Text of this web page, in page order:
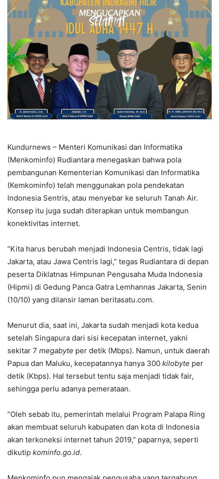
Kundurnews – Menteri Komunikasi dan Informatika
(Menkominfo) Rudiantara menegaskan bahwa pola
pembangunan Kementerian Komunikasi dan Informatika
(Kemkominfo) telah menggunakan pola pendekatan
Indonesia Sentris, atau menyebar ke seluruh Tanah Air.
Konsep itu juga sudah diterapkan untuk membangun
konektivitas internet.
“Kita harus berubah menjadi Indonesia Centris, tidak lagi
Jakarta, atau Jawa Centris lagi,” tegas Rudiantara di depan
peserta Diklatnas Himpunan Pengusaha Muda Indonesia
(Hipmi) di Gedung Panca Gatra Lemhannas Jakarta, Senin
(10/10) yang dilansir laman beritasatu.com.
Menurut dia, saat ini, Jakarta sudah menjadi kota kedua
setelah Singapura dari sisi kecepatan internet, yakni
sekitar 7 megabyte per detik (Mbps). Namun, untuk daerah
Papua dan Maluku, kecepatannya hanya 300 kilobyte per
detik (Kbps). Hal tersebut tentu saja menjadi tidak fair,
sehingga perlu adanya pemerataan.
“Oleh sebab itu, pemerintah melalui Program Palapa Ring
akan membuat seluruh kabupaten dan kota di Indonesia
akan terkoneksi internet tahun 2019,” paparnya, seperti
dikutip kominfo.go.id.